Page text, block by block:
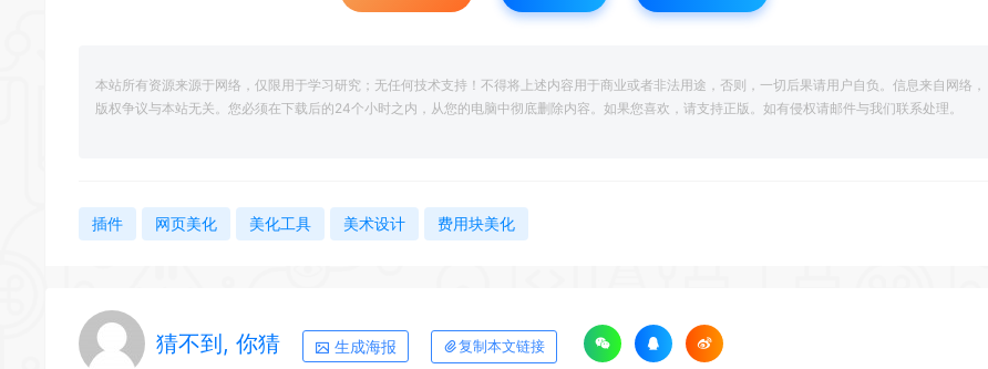
本站所有资源来源于网络，仅限用于学习研究；无任何技术支持！不得将上述内容用于商业或者非法用途，否则，一切后果请用户自负。信息来自网络，
版权争议与本站无关。您必须在下载后的24个小时之内，从您的电脑中彻底删除内容。如果您喜欢，请支持正版。如有侵权请邮件与我们联系处理。
插件 网页美化 美化工具 美术设计 费用块美化
猜不到, 你猜 生成海报 复制本文链接